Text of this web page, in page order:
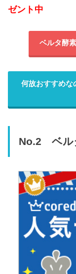
ゼント中
ベルタ酵
何故おすすめな
No.2 ベル